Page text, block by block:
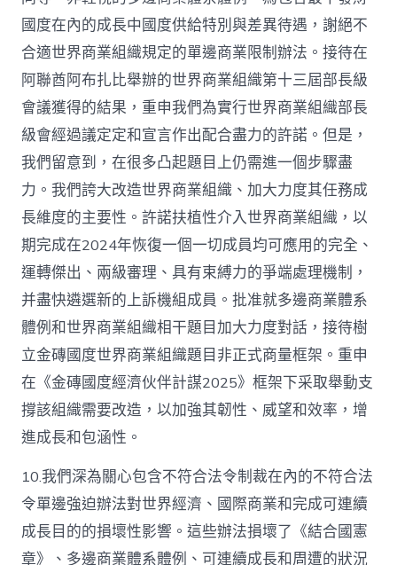
國度在內的成長中國度供給特別與差異待遇，謝絕不
合適世界商業組織規定的單邊商業限制辦法。接待在
阿聯酋阿布扎比舉辦的世界商業組織第十三屆部長級
會議獲得的結果，重申我們為實行世界商業組織部長
級會經過議定定和宣言作出配合盡力的許諾。但是，
我們留意到，在很多凸起題目上仍需進一個步驟盡
力。我們誇大改造世界商業組織、加大力度其任務成
長維度的主要性。許諾扶植性介入世界商業組織，以
期完成在2024年恢復一個一切成員均可應用的完全、
運轉傑出、兩級審理、具有束縛力的爭端處理機制，
并盡快遴選新的上訴機組成員。批准就多邊商業體系
體例和世界商業組織相干題目加大力度對話，接待樹
立金磚國度世界商業組織題目非正式商量框架。重申
在《金磚國度經濟伙伴計謀2025》框架下采取舉動支
撐該組織需要改造，以加強其韌性、威望和效率，增
進成長和包涵性。
10.我們深為關心包含不符合法令制裁在內的不符合法
令單邊強迫辦法對世界經濟、國際商業和完成可連續
成長目的的損壞性影響。這些辦法損壞了《結合國憲
章》、多邊商業體系體例、可連續成長和周遭的狀況